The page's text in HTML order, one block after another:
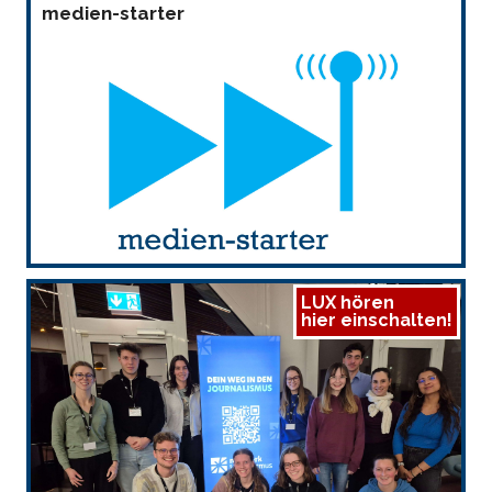
medien-starter
LUX hören
hier einschalten!